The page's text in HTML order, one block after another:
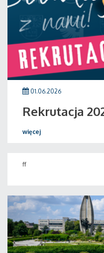
01.06.2026
Rekrutacja
więcej
ff